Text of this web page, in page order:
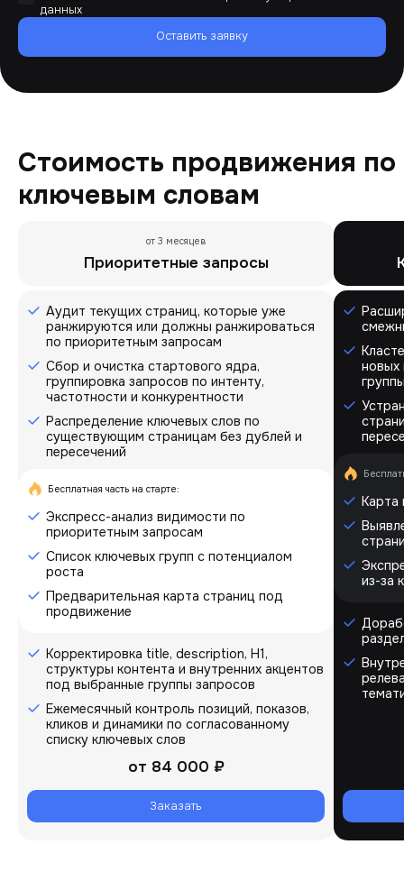
данных
Оставить заявку
Стоимость продвижения по
ключевым словам
от 3 месяцев
Приоритетные запросы
Аудит текущих страниц, которые уже
ранжируются или должны ранжироваться
по приоритетным запросам
Сбор и очистка стартового ядра,
группировка запросов по интенту,
частотности и конкурентности
Распределение ключевых слов по
существующим страницам без дублей и
пересечений
Бесплатная часть на старте:
Экспресс-анализ видимости по
приоритетным запросам
Список ключевых групп с потенциалом
роста
Предварительная карта страниц под
продвижение
Корректировка title, description, H1,
структуры контента и внутренних акцентов
под выбранные группы запросов
Ежемесячный контроль позиций, показов,
кликов и динамики по согласованному
списку ключевых слов
от 84 000 ₽
Заказать
новых
Карта
из-за